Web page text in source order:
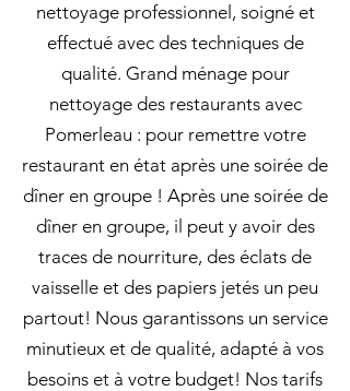
nettoyage professionnel, soigné et
effectué avec des techniques de
qualité. Grand ménage pour
nettoyage des restaurants avec
Pomerleau : pour remettre votre
restaurant en état après une soirée de
dîner en groupe ! Après une soirée de
dîner en groupe, il peut y avoir des
traces de nourriture, des éclats de
vaisselle et des papiers jetés un peu
partout! Nous garantissons un service
minutieux et de qualité, adapté à vos
besoins et à votre budget! Nos tarifs